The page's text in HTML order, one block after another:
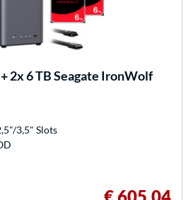
2x 6 TB Seagate IronWolf
3,5" Slots